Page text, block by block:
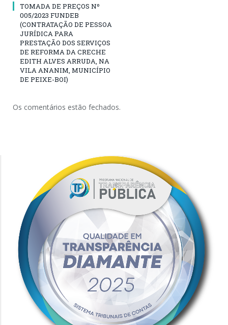
TOMADA DE PREÇOS Nº
005/2023 FUNDEB
(CONTRATAÇÃO DE PESSOA
JURÍDICA PARA
PRESTAÇÃO DOS SERVIÇOS
DE REFORMA DA CRECHE
EDITH ALVES ARRUDA, NA
VILA ANANIM, MUNICÍPIO
DE PEIXE-BOI)
Os comentários estão fechados.